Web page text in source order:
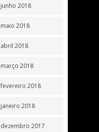
junho 2018
maio 2018
abril 2018
março 2018
fevereiro 2018
janeiro 2018
dezembro 2017